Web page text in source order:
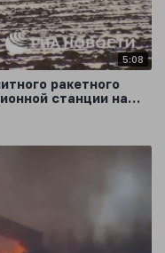
5:08
ракетного
станции на